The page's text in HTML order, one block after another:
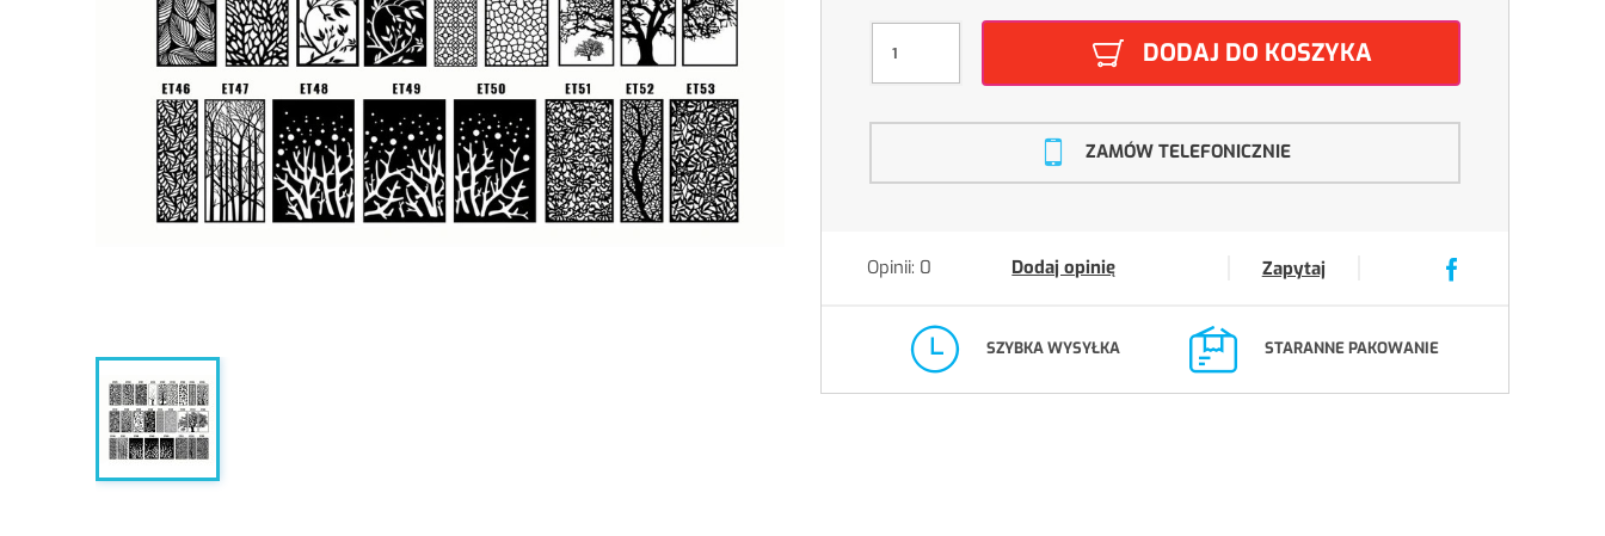
DODAJ DO KOSZYKA
ZAMÓW TELEFONICZNIE
Opinii: 0 Dodaj opinię Zapytaj
SZYBKA WYSYŁKA STARANNE PAKOWANIE